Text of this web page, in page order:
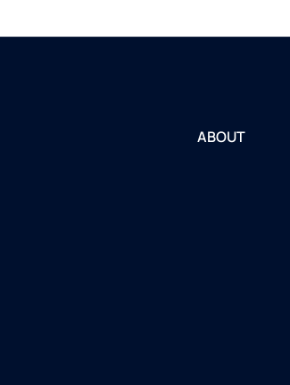
ABOUT